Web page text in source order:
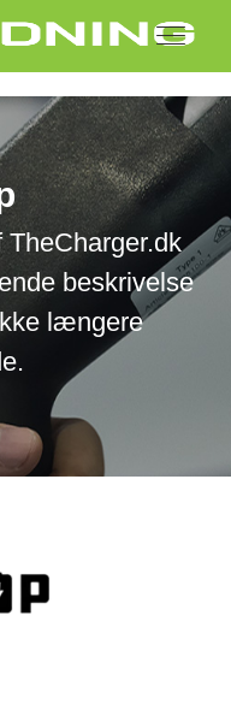
beskrivelse
længere